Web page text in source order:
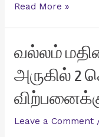
வி.கே.புரத்தில்
வீடுகள்
விற்பனைக்கு
Read More »
வல்லம்
அருகில் 2
Leave a Comment